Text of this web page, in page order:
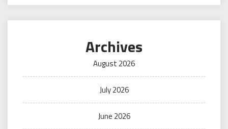
Archives
August 2026
July 2026
June 2026